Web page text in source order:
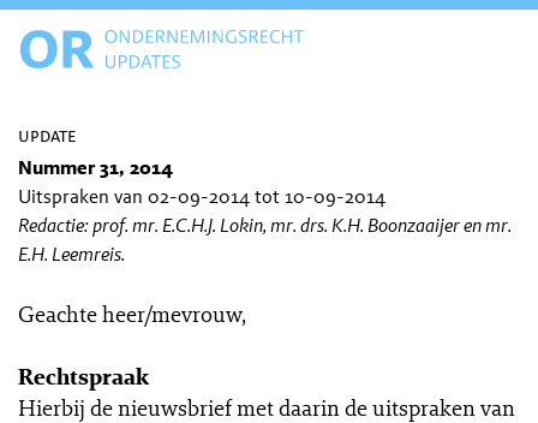
update
Nummer 31, 2014
Uitspraken van 02-09-2014 tot 10-09-2014
Redactie: prof. mr. E.C.H.J. Lokin, mr. drs. K.H. Boonzaaijer en mr.
E.H. Leemreis.
Geachte heer/mevrouw,
Rechtspraak
Hierbij de nieuwsbrief met daarin de uitspraken van